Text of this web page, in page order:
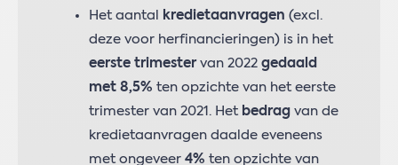
Het aantal kredietaanvragen (excl.
deze voor herfinancieringen) is in het
eerste trimestervan 2022 gedaald
met 8,5% ten opzichte van het eerste
trimester van 2021. Het bedrag van de
kredietaanvragen daalde eveneens
met ongeveer 4% ten opzichte van